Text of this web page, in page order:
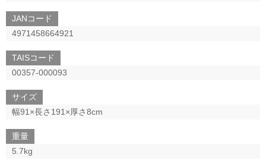
JANコード
4971458664921
TAISコード
00357-000093
サイズ
幅91×長さ191×厚さ8cm
重量
5.7kg